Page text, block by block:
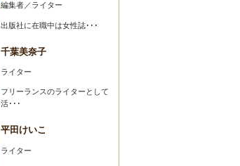
編集者／ライター
出版社に在職中は女性誌･･･
千葉美奈子
ライター
フリーランスのライターとして
活･･･
平田けいこ
ライター